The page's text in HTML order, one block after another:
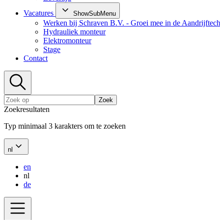
Vacatures
ShowSubMenu
Werken bij Schraven B.V. - Groei mee in de
Hydrauliek monteur
Elektromonteur
Stage
Contact
Zoek
Zoekresultaten
Typ minimaal 3 karakters om te zoeken
nl
en
nl
de